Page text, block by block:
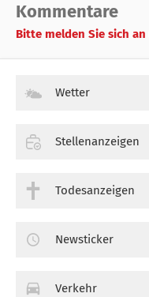
Kommentare
Bitte melden Sie sich an
Wetter
Stellenanzeigen
Todesanzeigen
Newsticker
Verkehr